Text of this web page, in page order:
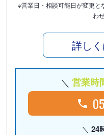
※営業日・相談可能日が変更
わ
詳し
営業時
24